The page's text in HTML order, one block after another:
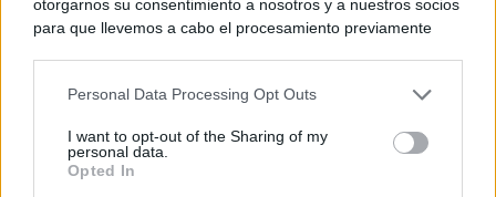
otorgarnos su consentimiento a nosotros y a nuestros socios
para que llevemos a cabo el procesamiento previamente
negar su consentimiento. Tenga en cuenta que algún
de su consentimiento, pero usted tiene el derecho de
rechazar tal procesamiento. Sus preferencias se aplicarán
Personal Data Processing Opt Outs
I want to opt-out of the Sharing of my
personal data.
Opted In